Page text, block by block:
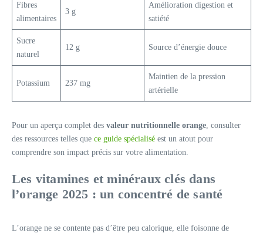
Fibres
alimentaires
3 g
Amélioration digestion et
satiété
Sucre
naturel
12 g Source d’énergie douce
Potassium 237 mg
Maintien de la pression
artérielle
Pour un aperçu complet des valeur nutritionnelle orange, consulter
des ressources telles que ce guide spécialisé est un atout pour
comprendre son impact précis sur votre alimentation.
Les vitamines et minéraux clés dans
l’orange 2025 : un concentré de santé
L’orange ne se contente pas d’être peu calorique, elle foisonne de